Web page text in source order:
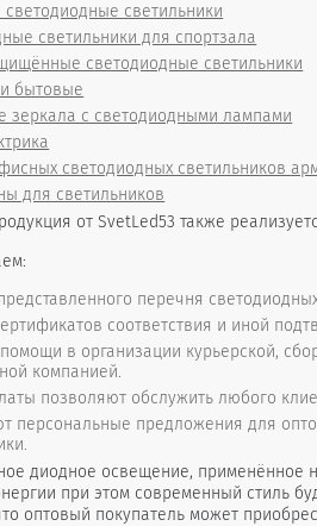
светильники
светильники для спортзала
светодиодные светильники
бытовые
зеркала с светодиодными лампами
светодиодных светильников
для светильников
от SvetLed53 также
перечня
соответствия и иной
в организации курьерской,
компанией.
позволяют обслужить любого
персональные предложения для
диодное освещение, применённое
при этом современный стиль
оптовый покупатель может